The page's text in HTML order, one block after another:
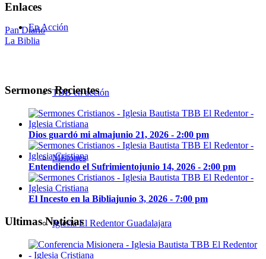
En Acción
TBB en acción
Misiones
Iglesia El Redentor Guadalajara
Enlaces
Pan Diario
La Biblia
Sermones Recientes
Dios guardó mi almajunio 21, 2026 - 2:00 pm
Entendiendo el Sufrimientojunio 14, 2026 - 2:00 pm
El Incesto en la Bibliajunio 3, 2026 - 7:00 pm
Ultimas Noticias